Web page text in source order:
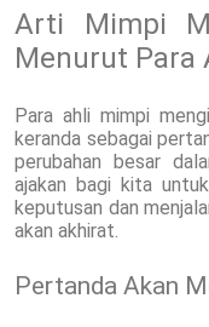
Arti Mimpi
Menurut Para
Para ahli mimpi
keranda sebagai
perubahan besar
ajakan bagi kita
keputusan dan
akan akhirat.
Pertanda Akan